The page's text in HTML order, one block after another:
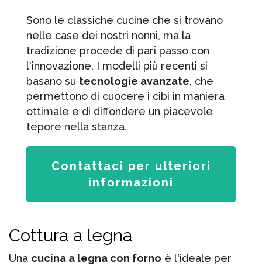
Sono le classiche cucine che si trovano
nelle case dei nostri nonni, ma la
tradizione procede di pari passo con
l'innovazione. I modelli più recenti si
basano su tecnologie avanzate, che
permettono di cuocere i cibi in maniera
ottimale e di diffondere un piacevole
tepore nella stanza.
Contattaci per ulteriori
informazioni
Cottura a legna
Una cucina a legna con forno è l'ideale per